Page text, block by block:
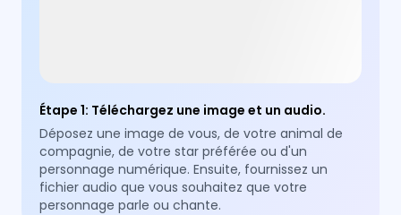
Étape 1: Téléchargez une image et un audio.
Déposez une image de vous, de votre animal de
compagnie, de votre star préférée ou d'un
personnage numérique. Ensuite, fournissez un
fichier audio que vous souhaitez que votre
personnage parle ou chante.